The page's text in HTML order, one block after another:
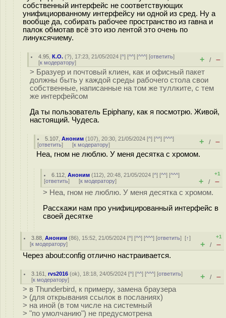
собственный интерфейс не соответствующих
унифициорванному интерфейсу ни одной из сред. Ну а
вообще да, собирать рабочее пространство из гавна и
палок обмотав всё это изо лентой это очень по
линуксячиему.
4.95 ,К.О. (?), 17:23, 21/05/2024 [^] [^^] [^^^] [ответить]
[к модератору] + / –
> Бразуер и почтовый клиен, как и офисный пакет
должны быть у каждой среды рабочего стола свои
собственные, написанные на том же туллките, с тем
же интерфейсом
Да ты пользователь Epiphany, как я посмотрю. Живой,
настоящий. Чудеса.
5.107 ,Аноним (107), 20:30, 21/05/2024 [^] [^^] [^^^]
[ответить] [к модератору] + / –
Неа, гном не люблю. У меня десятка с хромом.
6.112 ,Аноним (112), 20:48, 21/05/2024 [^] [^^] [^^^]
[ответить] [к модератору]
+1
+ / –
> Неа, гном не люблю. У меня десятка с хромом.
Расскажи нам про унифицированный интерфейс в
своей десятке
3.88 ,Аноним (86), 15:52, 21/05/2024 [^] [^^] [^^^] [ответить][↑]
[к модератору]
+1
+ / –
Через about:config отлично настраивается.
3.161 ,rvs2016 (ok), 18:18, 24/05/2024 [^] [^^] [^^^] [ответить]
[к модератору] + / –
> в Thunderbird, к примеру, замена браузера
> (для открывания ссылок в посланиях)
> на иной (в том числе на системный
> "по умолчанию") не предусмотрена